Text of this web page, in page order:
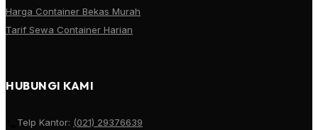
Harga Container Bekas Murah
Tarif Sewa Container Harian
HUBUNGI KAMI
Telp Kantor: (021) 29376639